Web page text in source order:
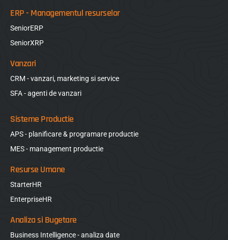
ERP - Managementul resurselor
SeniorERP
SeniorXRP
Vanzari
CRM - vanzari, marketing si service
SFA - agenti de vanzari
Sisteme Productie
APS - planificare & programare productie
MES - management productie
Resurse Umane
StarterHR
EnterpriseHR
Analiza si Bugetare
Business Intelligence - analiza date